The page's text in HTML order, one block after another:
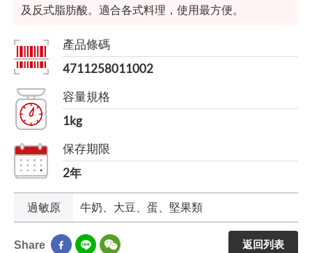
及反式脂肪酸。適合各式料理，使用最方便。
產品條碼
4711258011002
容量規格
1kg
保存期限
2年
過敏原 牛奶、大豆、蛋、堅果類
Share 返回列表